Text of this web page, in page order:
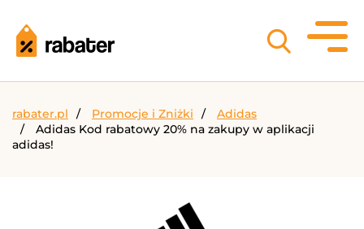
rabater.pl Promocje i Zniżki
Adidas
Adidas Kod rabatowy 20% na zakupy w aplikacji
adidas!